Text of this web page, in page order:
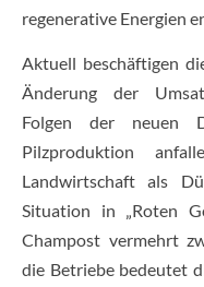
regenerative Energien
Aktuell beschäftigen
Änderung der
Folgen der neuen
Pilzproduktion
Landwirtschaft als
Situation in „Roten
Champost vermehrt
die Betriebe bedeutet